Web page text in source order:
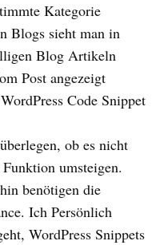
Kategorie
Blogs sieht man in
Blog Artikeln
Post angezeigt
Code Snippet
ob es nicht
umsteigen.
benötigen die
Ich Persönlich
WordPress Snippets